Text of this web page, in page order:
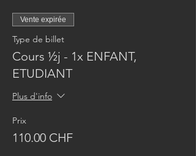
Vente expirée
Type de billet
Cours ½j - 1x ENFANT,
ETUDIANT
Plus d'info
Prix
110.00 CHF